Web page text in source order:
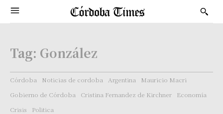
Tag: González
Córdoba Noticias de cordoba Argentina
Mauricio Macri
Gobierno de Córdoba
Cristina Fernandez de Kirchner
Economía
Crisis
Politica